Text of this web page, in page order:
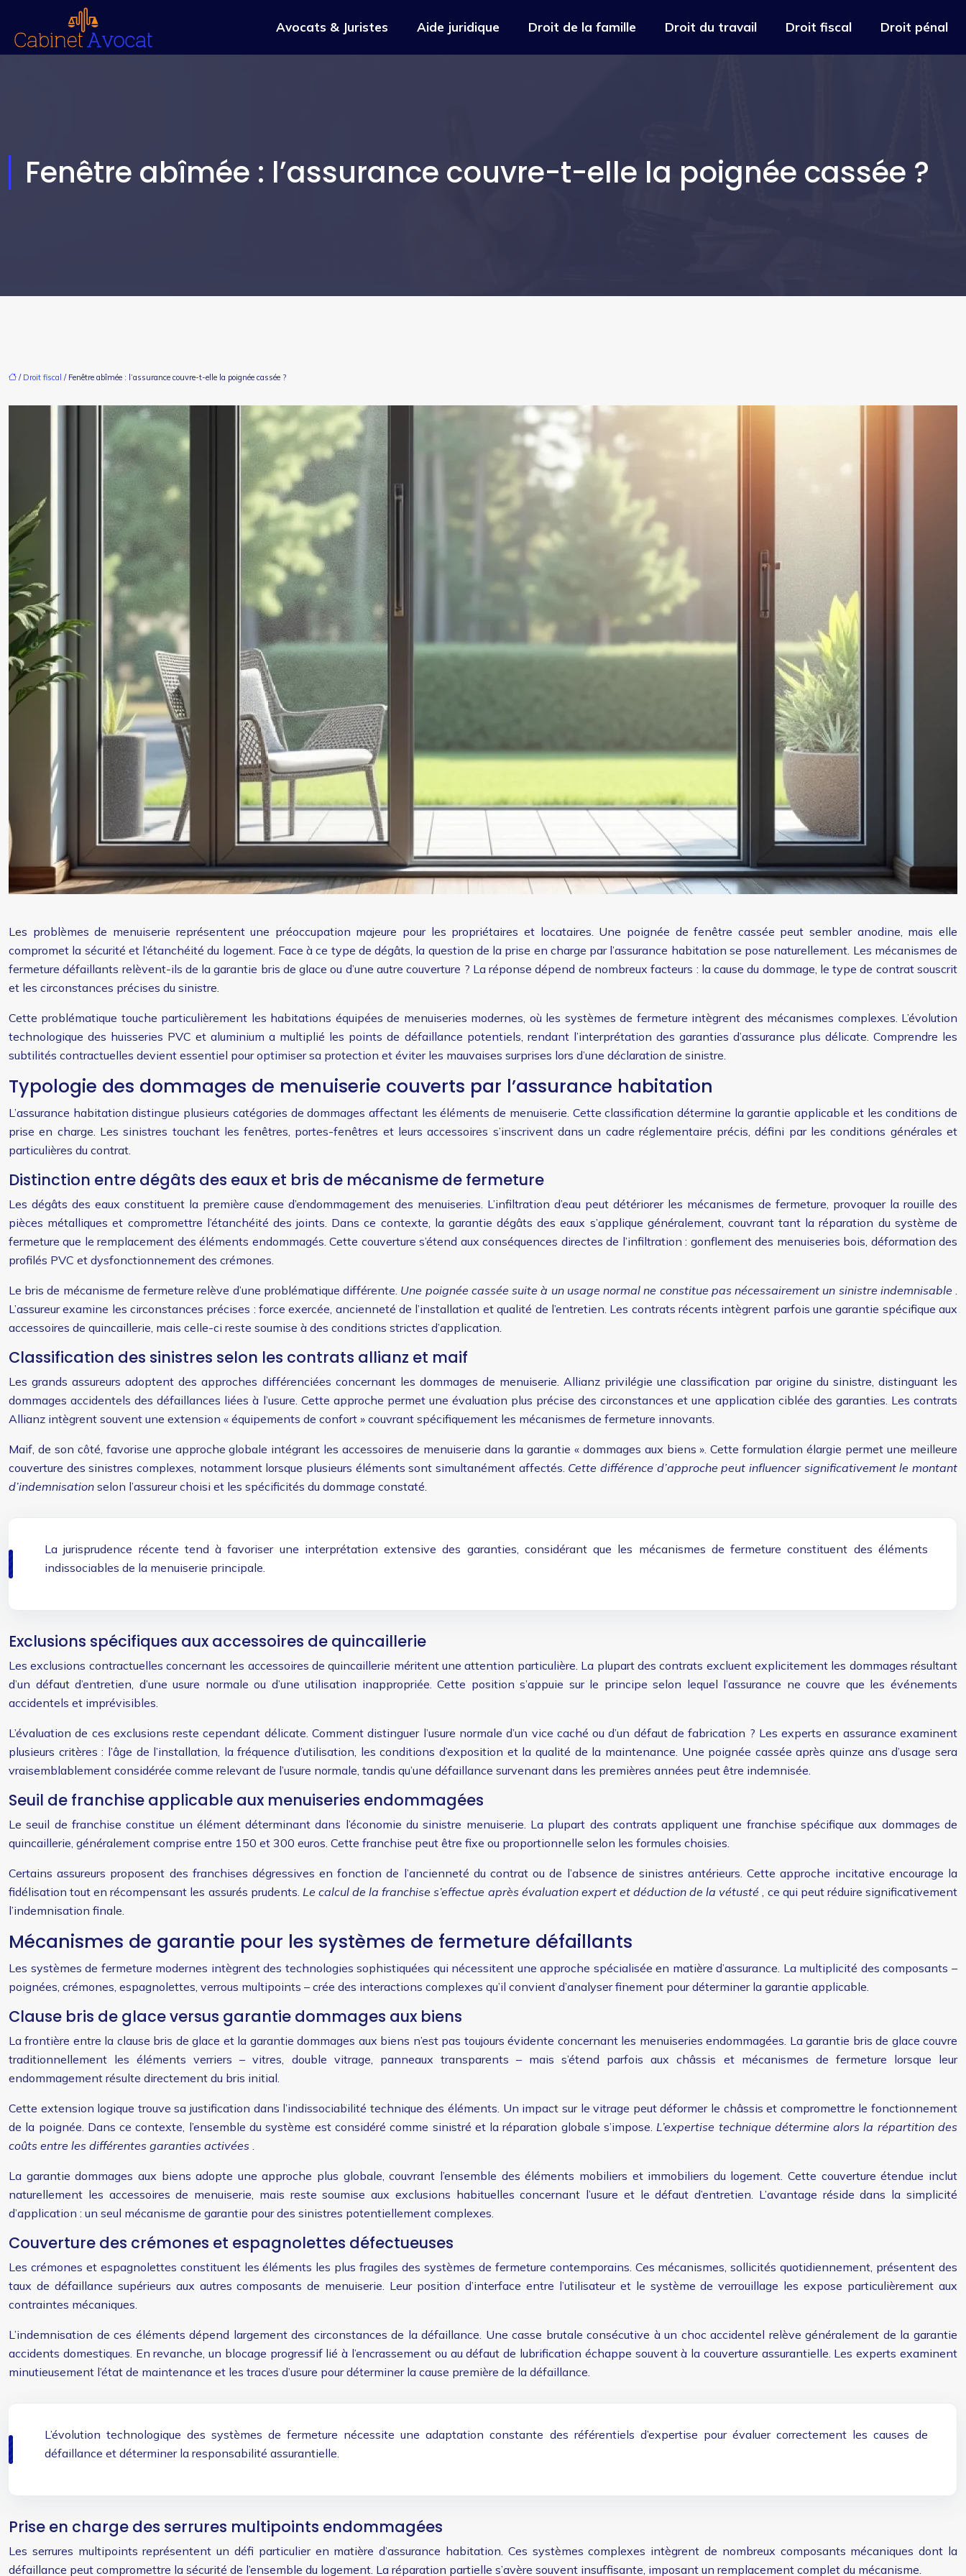
Avocats & Juristes Aide juridique Droit de la famille Droit du travail Droit fiscal Droit pénal
Fenêtre abîmée : l’assurance couvre-t-elle la poignée cassée ?
/ Droit fiscal / Fenêtre abîmée : l’assurance couvre-t-elle la poignée cassée ?
Les problèmes de menuiserie représentent une préoccupation majeure pour les propriétaires et locataires. Une poignée de fenêtre cassée peut sembler anodine, mais elle
compromet la sécurité et l’étanchéité du logement. Face à ce type de dégâts, la question de la prise en charge par l’assurance habitation se pose naturellement. Les mécanismes de
fermeture défaillants relèvent-ils de la garantie bris de glace ou d’une autre couverture ? La réponse dépend de nombreux facteurs : la cause du dommage, le type de contrat souscrit
et les circonstances précises du sinistre.
Cette problématique touche particulièrement les habitations équipées de menuiseries modernes, où les systèmes de fermeture intègrent des mécanismes complexes. L’évolution
technologique des huisseries PVC et aluminium a multiplié les points de défaillance potentiels, rendant l’interprétation des garanties d’assurance plus délicate. Comprendre les
subtilités contractuelles devient essentiel pour optimiser sa protection et éviter les mauvaises surprises lors d’une déclaration de sinistre.
Typologie des dommages de menuiserie couverts par l’assurance habitation
L’assurance habitation distingue plusieurs catégories de dommages affectant les éléments de menuiserie. Cette classification détermine la garantie applicable et les conditions de
prise en charge. Les sinistres touchant les fenêtres, portes-fenêtres et leurs accessoires s’inscrivent dans un cadre réglementaire précis, défini par les conditions générales et
particulières du contrat.
Distinction entre dégâts des eaux et bris de mécanisme de fermeture
Les dégâts des eaux constituent la première cause d’endommagement des menuiseries. L’infiltration d’eau peut détériorer les mécanismes de fermeture, provoquer la rouille des
pièces métalliques et compromettre l’étanchéité des joints. Dans ce contexte, la garantie dégâts des eaux s’applique généralement, couvrant tant la réparation du système de
fermeture que le remplacement des éléments endommagés. Cette couverture s’étend aux conséquences directes de l’infiltration : gonflement des menuiseries bois, déformation des
profilés PVC et dysfonctionnement des crémones.
Le bris de mécanisme de fermeture relève d’une problématique différente. Une poignée cassée suite à un usage normal ne constitue pas nécessairement un sinistre indemnisable.
L’assureur examine les circonstances précises : force exercée, ancienneté de l’installation et qualité de l’entretien. Les contrats récents intègrent parfois une garantie spécifique aux
accessoires de quincaillerie, mais celle-ci reste soumise à des conditions strictes d’application.
Classification des sinistres selon les contrats allianz et maif
Les grands assureurs adoptent des approches différenciées concernant les dommages de menuiserie. Allianz privilégie une classification par origine du sinistre, distinguant les
dommages accidentels des défaillances liées à l’usure. Cette approche permet une évaluation plus précise des circonstances et une application ciblée des garanties. Les contrats
Allianz intègrent souvent une extension « équipements de confort » couvrant spécifiquement les mécanismes de fermeture innovants.
Maif, de son côté, favorise une approche globale intégrant les accessoires de menuiserie dans la garantie « dommages aux biens ». Cette formulation élargie permet une meilleure
couverture des sinistres complexes, notamment lorsque plusieurs éléments sont simultanément affectés. Cette différence d’approche peut influencer significativement le montant
d’indemnisation selon l’assureur choisi et les spécificités du dommage constaté.
La jurisprudence récente tend à favoriser une interprétation extensive des garanties, considérant que les mécanismes de fermeture constituent des éléments
indissociables de la menuiserie principale.
Exclusions spécifiques aux accessoires de quincaillerie
Les exclusions contractuelles concernant les accessoires de quincaillerie méritent une attention particulière. La plupart des contrats excluent explicitement les dommages résultant
d’un défaut d’entretien, d’une usure normale ou d’une utilisation inappropriée. Cette position s’appuie sur le principe selon lequel l’assurance ne couvre que les événements
accidentels et imprévisibles.
L’évaluation de ces exclusions reste cependant délicate. Comment distinguer l’usure normale d’un vice caché ou d’un défaut de fabrication ? Les experts en assurance examinent
plusieurs critères : l’âge de l’installation, la fréquence d’utilisation, les conditions d’exposition et la qualité de la maintenance. Une poignée cassée après quinze ans d’usage sera
vraisemblablement considérée comme relevant de l’usure normale, tandis qu’une défaillance survenant dans les premières années peut être indemnisée.
Seuil de franchise applicable aux menuiseries endommagées
Le seuil de franchise constitue un élément déterminant dans l’économie du sinistre menuiserie. La plupart des contrats appliquent une franchise spécifique aux dommages de
quincaillerie, généralement comprise entre 150 et 300 euros. Cette franchise peut être fixe ou proportionnelle selon les formules choisies.
Certains assureurs proposent des franchises dégressives en fonction de l’ancienneté du contrat ou de l’absence de sinistres antérieurs. Cette approche incitative encourage la
fidélisation tout en récompensant les assurés prudents. Le calcul de la franchise s’effectue après évaluation expert et déduction de la vétusté, ce qui peut réduire significativement
l’indemnisation finale.
Mécanismes de garantie pour les systèmes de fermeture défaillants
Les systèmes de fermeture modernes intègrent des technologies sophistiquées qui nécessitent une approche spécialisée en matière d’assurance. La multiplicité des composants –
poignées, crémones, espagnolettes, verrous multipoints – crée des interactions complexes qu’il convient d’analyser finement pour déterminer la garantie applicable.
Clause bris de glace versus garantie dommages aux biens
La frontière entre la clause bris de glace et la garantie dommages aux biens n’est pas toujours évidente concernant les menuiseries endommagées. La garantie bris de glace couvre
traditionnellement les éléments verriers – vitres, double vitrage, panneaux transparents – mais s’étend parfois aux châssis et mécanismes de fermeture lorsque leur
endommagement résulte directement du bris initial.
Cette extension logique trouve sa justification dans l’indissociabilité technique des éléments. Un impact sur le vitrage peut déformer le châssis et compromettre le fonctionnement
de la poignée. Dans ce contexte, l’ensemble du système est considéré comme sinistré et la réparation globale s’impose.L’expertise technique détermine alors la répartition des
coûts entre les différentes garanties activées .
La garantie dommages aux biens adopte une approche plus globale, couvrant l’ensemble des éléments mobiliers et immobiliers du logement. Cette couverture étendue inclut
naturellement les accessoires de menuiserie, mais reste soumise aux exclusions habituelles concernant l’usure et le défaut d’entretien. L’avantage réside dans la simplicité
d’application : un seul mécanisme de garantie pour des sinistres potentiellement complexes.
Couverture des crémones et espagnolettes défectueuses
Les crémones et espagnolettes constituent les éléments les plus fragiles des systèmes de fermeture contemporains. Ces mécanismes, sollicités quotidiennement, présentent des
taux de défaillance supérieurs aux autres composants de menuiserie. Leur position d’interface entre l’utilisateur et le système de verrouillage les expose particulièrement aux
contraintes mécaniques.
L’indemnisation de ces éléments dépend largement des circonstances de la défaillance. Une casse brutale consécutive à un choc accidentel relève généralement de la garantie
accidents domestiques. En revanche, un blocage progressif lié à l’encrassement ou au défaut de lubrification échappe souvent à la couverture assurantielle. Les experts examinent
minutieusement l’état de maintenance et les traces d’usure pour déterminer la cause première de la défaillance.
L’évolution technologique des systèmes de fermeture nécessite une adaptation constante des référentiels d’expertise pour évaluer correctement les causes de
défaillance et déterminer la responsabilité assurantielle.
Prise en charge des serrures multipoints endommagées
Les serrures multipoints représentent un défi particulier en matière d’assurance habitation. Ces systèmes complexes intègrent de nombreux composants mécaniques dont la
défaillance peut compromettre la sécurité de l’ensemble du logement. La réparation partielle s’avère souvent insuffisante, imposant un remplacement complet du mécanisme.